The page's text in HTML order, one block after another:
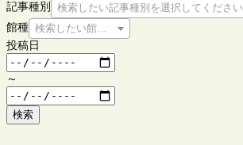
記事種別
検索したい記事種別を選択してください
館種 検索したい館種を選択してください
投稿日
～
検索